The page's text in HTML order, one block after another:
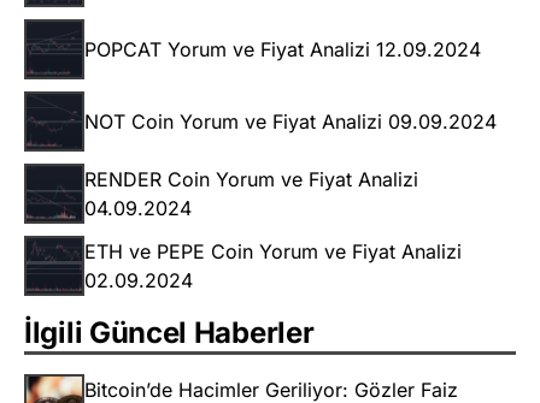
POPCAT Yorum ve Fiyat Analizi 12.09.2024
NOT Coin Yorum ve Fiyat Analizi 09.09.2024
RENDER Coin Yorum ve Fiyat Analizi
04.09.2024
ETH ve PEPE Coin Yorum ve Fiyat Analizi
02.09.2024
İlgili Güncel Haberler
Bitcoin’de Hacimler Geriliyor: Gözler Faiz